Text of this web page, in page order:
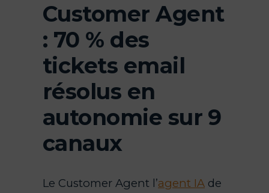
Customer Agent
: 70 % des
tickets email
résolus en
autonomie sur 9
canaux
Le Customer Agent l’agent IA de